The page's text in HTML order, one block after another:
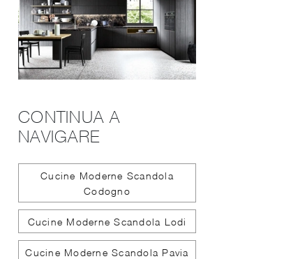
CONTINUA A
NAVIGARE
Cucine Moderne Scandola
Codogno
Cucine Moderne Scandola Lodi
Cucine Moderne Scandola Pavia